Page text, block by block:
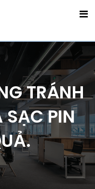
TRÁNH
SẠC PIN